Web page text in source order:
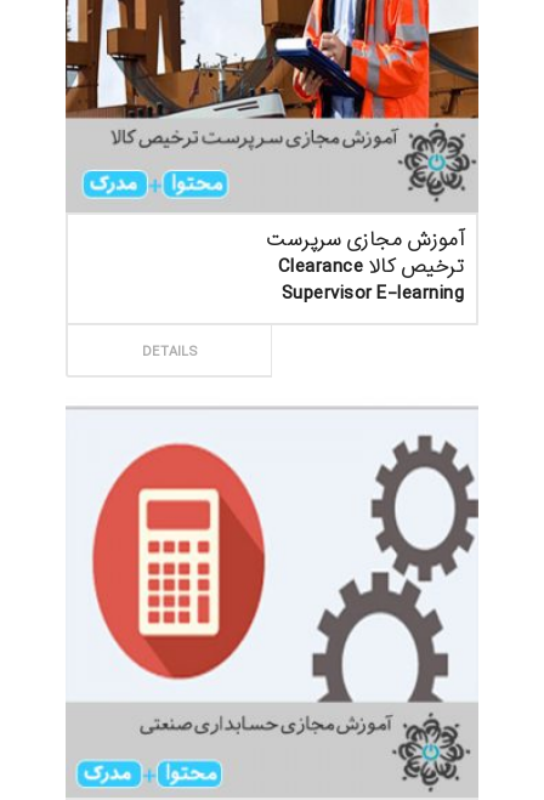
آموزش مجازی سرپرست
ترخیص کالا Clearance
Supervisor E-learning
DETAILS